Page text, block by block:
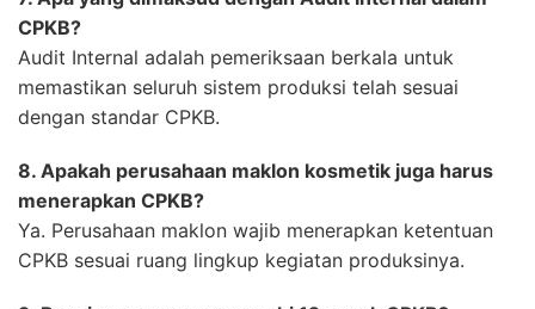
CPKB?
Audit Internal adalah pemeriksaan berkala untuk
memastikan seluruh sistem produksi telah sesuai
dengan standar CPKB.
8. Apakah perusahaan maklon kosmetik juga harus
menerapkan CPKB?
Ya. Perusahaan maklon wajib menerapkan ketentuan
CPKB sesuai ruang lingkup kegiatan produksinya.